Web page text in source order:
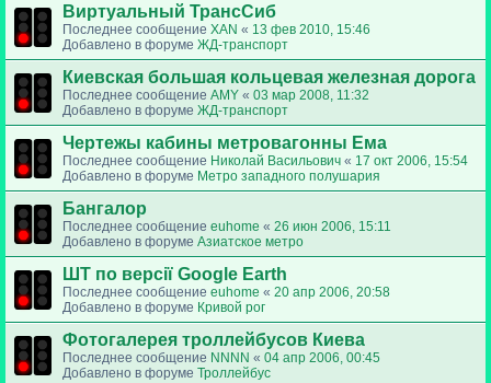
Виртуальный ТрансСиб
Последнее сообщение XAN « 13 фев 2010, 15:46
Добавлено в форуме ЖД-транспорт
Киевская большая кольцевая железная дорога
Последнее сообщение AMY « 03 мар 2008, 11:32
Добавлено в форуме ЖД-транспорт
Чертежы кабины метровагонны Ема
Последнее сообщение Николай Васильович « 17 окт 2006, 15:54
Добавлено в форуме Метро западного полушария
Бангалор
Последнее сообщение euhome « 26 июн 2006, 15:11
Добавлено в форуме Азиатское метро
ШТ по версії Google Earth
Последнее сообщение euhome « 20 апр 2006, 20:58
Добавлено в форуме Кривой рог
Фотогалерея троллейбусов Киева
Последнее сообщение NNNN « 04 апр 2006, 00:45
Добавлено в форуме Троллейбус